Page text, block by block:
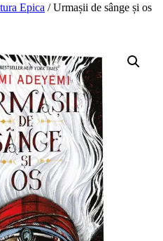
Epica / Urmașii de sânge și os